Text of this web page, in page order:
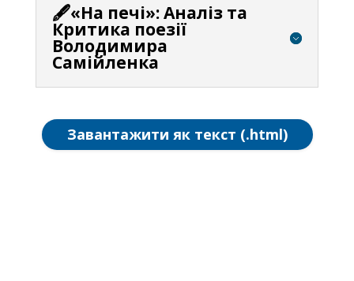
🖋️«На печі»: Аналіз та
Критика поезії
Володимира
Самійленка
Завантажити як текст (.html)